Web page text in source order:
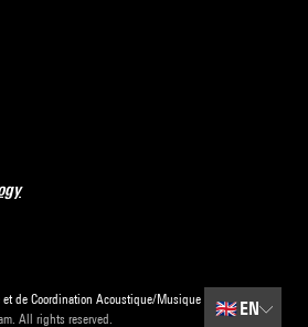
et de Coordination Acoustique/Musique
All rights reserved.
🇬🇧 EN